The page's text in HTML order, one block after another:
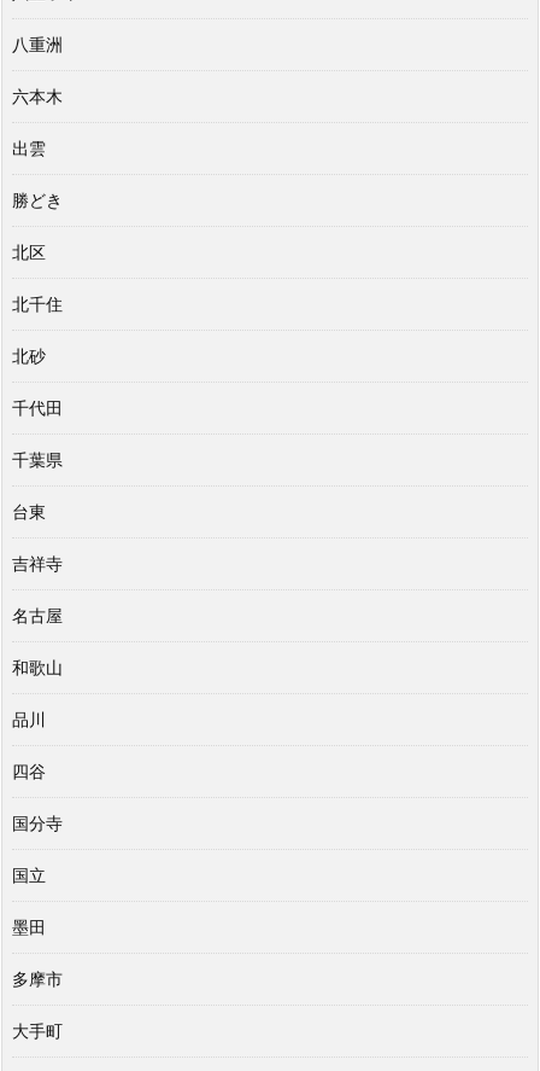
八重洲
六本木
出雲
勝どき
北区
北千住
北砂
千代田
千葉県
台東
吉祥寺
名古屋
和歌山
品川
四谷
国分寺
国立
墨田
多摩市
大手町